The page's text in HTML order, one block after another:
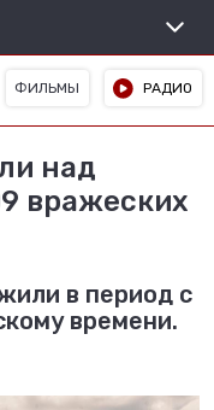
ФИЛЬМЫ РАДИО
над
вражеских
в период с
времени.